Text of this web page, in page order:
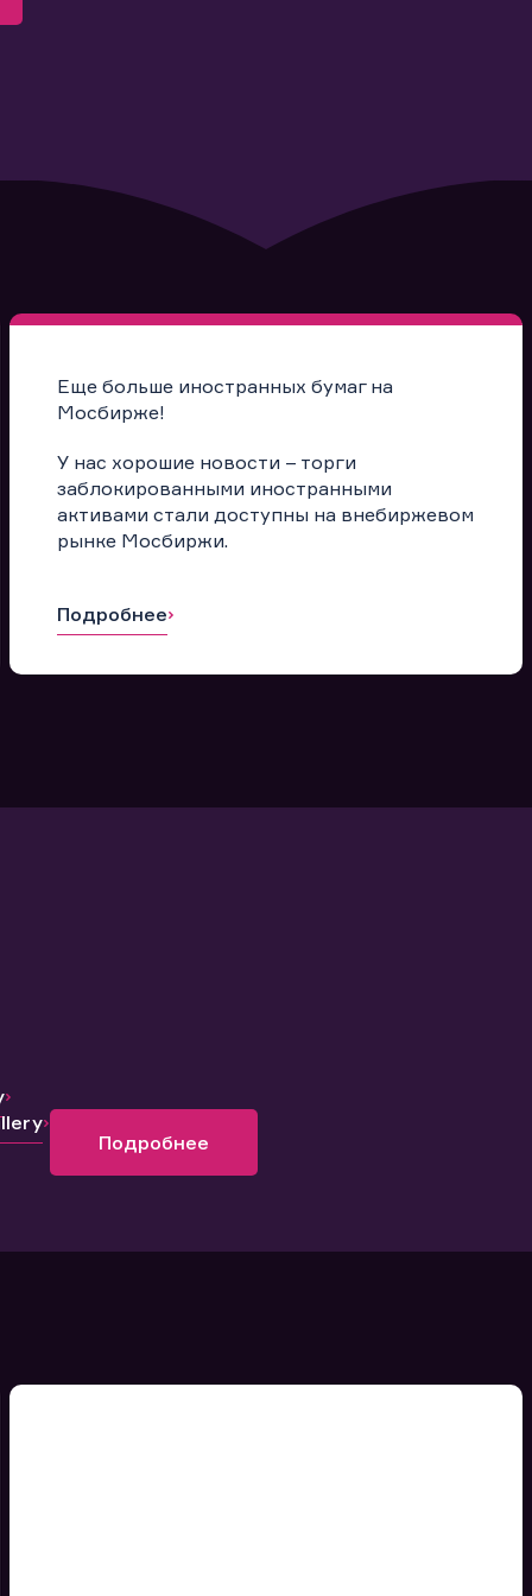
Еще больше иностранных бумаг на
Мосбирже!
У нас хорошие новости – торги
заблокированными иностранными
активами стали доступны на внебиржевом
рынке Мосбиржи.
Подробнее
Подробнее